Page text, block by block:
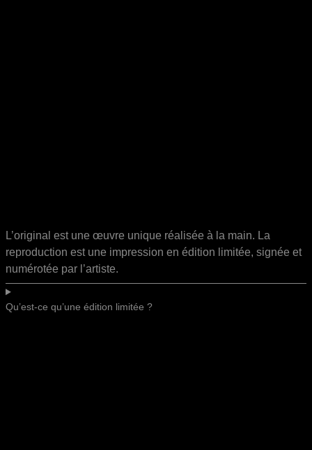
L’original est une œuvre unique réalisée à la main. La
reproduction est une impression en édition limitée, signée et
numérotée par l’artiste.
Qu’est-ce qu’une édition limitée ?